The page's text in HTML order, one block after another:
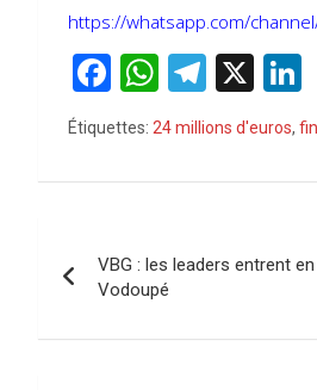
https://whatsapp.com/
F
a
ce
b
o
k
W
h
at
s
p
p
T
e
gr
m
X
n
Étiquettes: 24 millions d'euros,
de
l’article
VBG : les leaders entrent
Vodoupé